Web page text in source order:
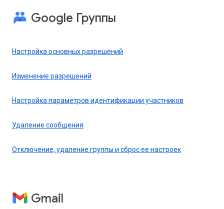
Google Группы
Настройка основных разрешений
Изменение разрешений
Настройка параметров идентификации участников
Удаление сообщения
Отключение, удаление группы и сброс ее настроек
Gmail